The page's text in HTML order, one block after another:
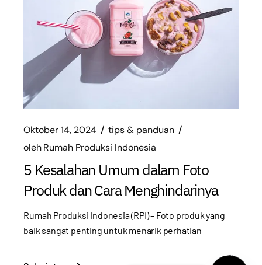
Oktober 14, 2024
tips & panduan
olehRumah Produksi Indonesia
5 Kesalahan Umum dalam Foto
Produk dan Cara Menghindarinya
Rumah Produksi Indonesia (RPI) – Foto produk yang
baik sangat penting untuk menarik perhatian